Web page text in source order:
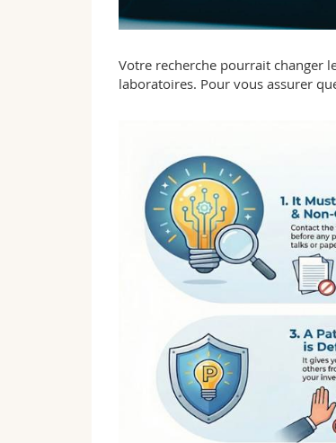
Votre recherche pourrait changer
laboratoires. Pour vous assurer